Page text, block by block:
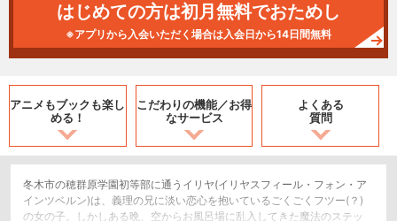
はじめての方は初月無料でおためし
※アプリから入会いただく場合は入会日から14日間無料
アニメもブックも楽し
める！
こだわりの機能／お得
なサービス
よくある
質問
冬木市の穂群原学園初等部に通うイリヤ(イリヤスフィール・フォン・ア
インツベルン)は、義理の兄に淡い恋心を抱いているごくごくフツー(？)
の女の子。しかしある晩、空からお風呂場に乱入してきた魔法のステッ